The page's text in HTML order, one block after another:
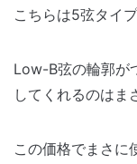
こちらは5弦タイプ
Low-B弦の輪郭が
してくれるのはま
この価格でまさに